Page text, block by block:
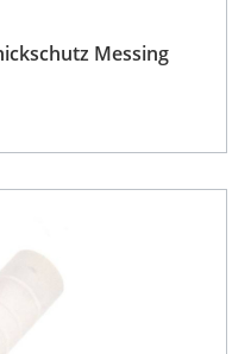
Messing